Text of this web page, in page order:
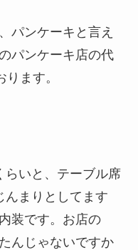
パンケーキと言え
パンケーキ店の代
ます。
らいと、テーブル席
んまりとしてます
装です。お店の
んじゃないですか